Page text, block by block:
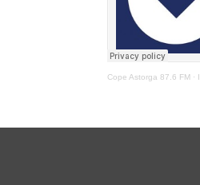
Cope Astorga 87.6 FM ·